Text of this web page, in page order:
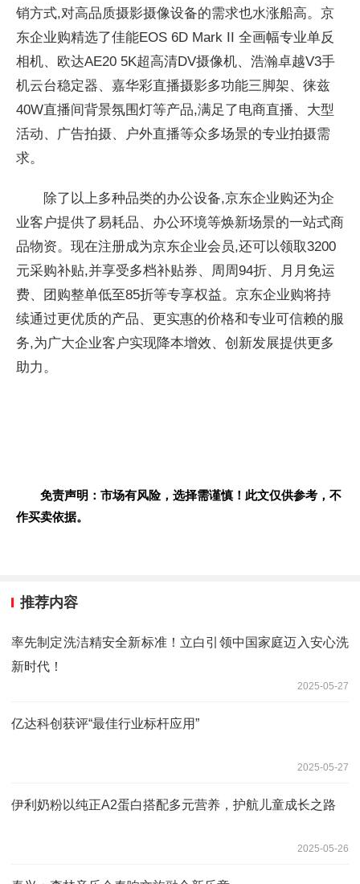
销方式,对高品质摄影摄像设备的需求也水涨船高。京
东企业购精选了佳能EOS 6D Mark II 全画幅专业单反
相机、欧达AE20 5K超高清DV摄像机、浩瀚卓越V3手
机云台稳定器、嘉华彩直播摄影多功能三脚架、徕兹
40W直播间背景氛围灯等产品,满足了电商直播、大型
活动、广告拍摄、户外直播等众多场景的专业拍摄需
求。
除了以上多种品类的办公设备,京东企业购还为企
业客户提供了易耗品、办公环境等焕新场景的一站式商
品物资。现在注册成为京东企业会员,还可以领取3200
元采购补贴,并享受多档补贴券、周周94折、月月免运
费、团购整单低至85折等专享权益。京东企业购将持
续通过更优质的产品、更实惠的价格和专业可信赖的服
务,为广大企业客户实现降本增效、创新发展提供更多
助力。
免责声明：市场有风险，选择需谨慎！此文仅供参考，不
作买卖依据。
推荐内容
率先制定洗洁精安全新标准！立白引领中国家庭迈入安心洗
新时代！
2025-05-27
亿达科创获评“最佳行业标杆应用”
2025-05-27
伊利奶粉以纯正A2蛋白搭配多元营养，护航儿童成长之路
2025-05-26